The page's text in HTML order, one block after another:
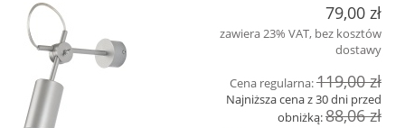
79,00 zł
zawiera 23% VAT, bez kosztów
dostawy
Cena regularna:119,00 zł
Najniższa cena z 30 dni przed
obniżką:88,06 zł